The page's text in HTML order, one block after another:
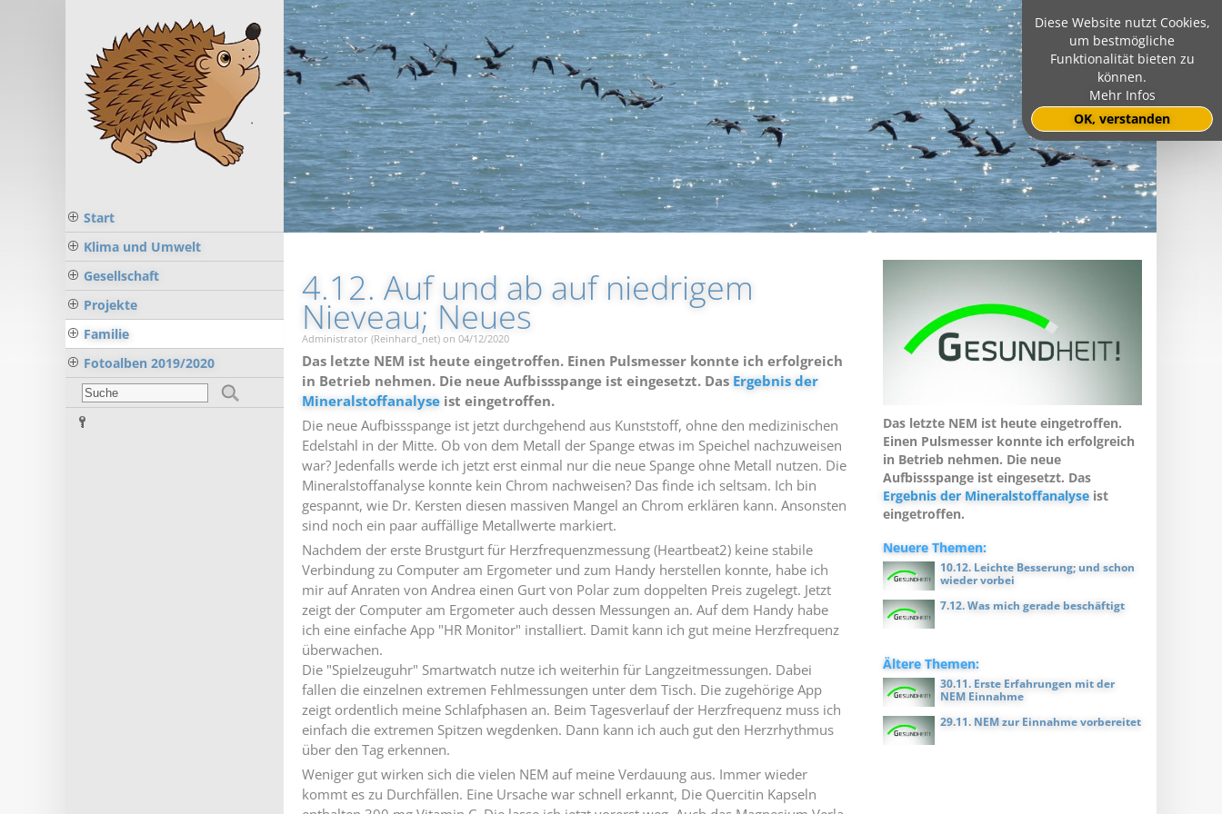
Start
Klima und Umwelt
Gesellschaft
Projekte
Familie
Fotoalben 2019/2020
4.12. Auf und ab auf niedrigem
Nieveau; Neues
Administrator (Reinhard_net) on 04/12/2020
Das letzte NEM ist heute eingetroffen. Einen Pulsmesser konnte ich erfolgreich
in Betrieb nehmen. Die neue Aufbissspange ist eingesetzt. Das Ergebnis der
Mineralstoffanalyse ist eingetroffen.
Die neue Aufbissspange ist jetzt durchgehend aus Kunststoff, ohne den medizinischen
Edelstahl in der Mitte. Ob von dem Metall der Spange etwas im Speichel nachzuweisen
war? Jedenfalls werde ich jetzt erst einmal nur die neue Spange ohne Metall nutzen. Die
Mineralstoffanalyse konnte kein Chrom nachweisen? Das finde ich seltsam. Ich bin
gespannt, wie Dr. Kersten diesen massiven Mangel an Chrom erklären kann. Ansonsten
sind noch ein paar auffällige Metallwerte markiert.
Nachdem der erste Brustgurt für Herzfrequenzmessung (Heartbeat2) keine stabile
Verbindung zu Computer am Ergometer und zum Handy herstellen konnte, habe ich
mir auf Anraten von Andrea einen Gurt von Polar zum doppelten Preis zugelegt. Jetzt
zeigt der Computer am Ergometer auch dessen Messungen an. Auf dem Handy habe
ich eine einfache App "HR Monitor" installiert. Damit kann ich gut meine Herzfrequenz
überwachen.
Die "Spielzeuguhr" Smartwatch nutze ich weiterhin für Langzeitmessungen. Dabei
fallen die einzelnen extremen Fehlmessungen unter dem Tisch. Die zugehörige App
zeigt ordentlich meine Schlafphasen an. Beim Tagesverlauf der Herzfrequenz muss ich
einfach die extremen Spitzen wegdenken. Dann kann ich auch gut den Herzrhythmus
über den Tag erkennen.
Weniger gut wirken sich die vielen NEM auf meine Verdauung aus. Immer wieder
kommt es zu Durchfällen. Eine Ursache war schnell erkannt, Die Quercitin Kapseln
Das letzte NEM ist heute eingetroffen.
Einen Pulsmesser konnte ich erfolgreich
in Betrieb nehmen. Die neue
Aufbissspange ist eingesetzt. Das
Ergebnis der Mineralstoffanalyse ist
eingetroffen.
Neuere Themen:
10.12. Leichte Besserung; und schon
wieder vorbei
7.12. Was mich gerade beschäftigt
Ältere Themen:
30.11. Erste Erfahrungen mit der
NEM Einnahme
29.11. NEM zur Einnahme vorbereitet
Diese Website nutzt Cookies,
um bestmögliche
Funktionalität bieten zu
können.
Mehr Infos
OK, verstanden